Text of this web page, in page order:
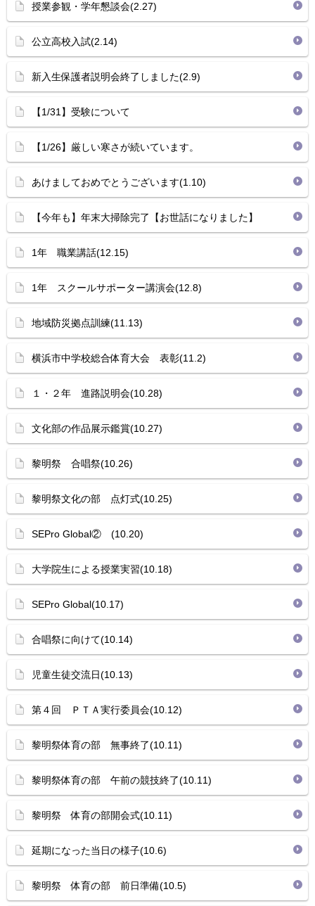
授業参観・学年懇談会(2.27)
公立高校入試(2.14)
新入生保護者説明会終了しました(2.9)
【1/31】受験について
【1/26】厳しい寒さが続いています。
あけましておめでとうございます(1.10)
【今年も】年末大掃除完了【お世話になりました】
1年 職業講話(12.15)
1年 スクールサポーター講演会(12.8)
地域防災拠点訓練(11.13)
横浜市中学校総合体育大会 表彰(11.2)
１・２年 進路説明会(10.28)
文化部の作品展示鑑賞(10.27)
黎明祭 合唱祭(10.26)
黎明祭文化の部 点灯式(10.25)
SEPro Global② (10.20)
大学院生による授業実習(10.18)
SEPro Global(10.17)
合唱祭に向けて(10.14)
児童生徒交流日(10.13)
第４回 ＰＴＡ実行委員会(10.12)
黎明祭体育の部 無事終了(10.11)
黎明祭体育の部 午前の競技終了(10.11)
黎明祭 体育の部開会式(10.11)
延期になった当日の様子(10.6)
黎明祭 体育の部 前日準備(10.5)